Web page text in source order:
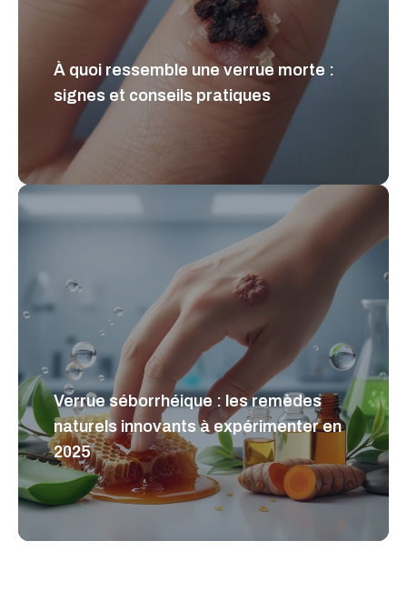
À quoi ressemble une verrue morte :
signes et conseils pratiques
Verrue séborrhéique : les remèdes
naturels innovants à expérimenter en
2025